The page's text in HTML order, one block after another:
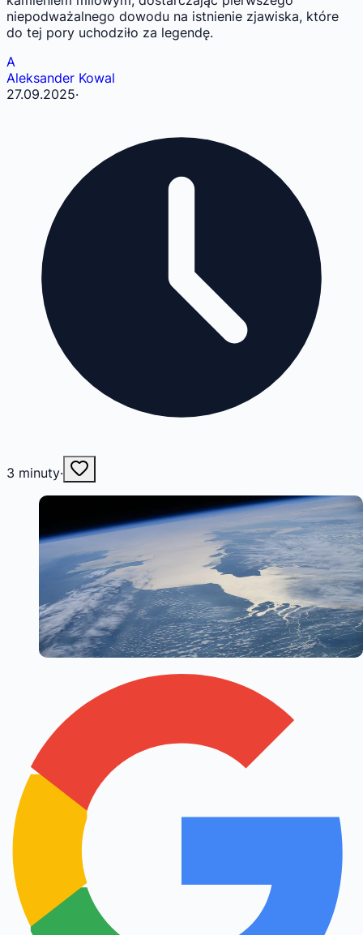
niepodważalnego dowodu na istnienie zjawiska, które
do tej pory uchodziło za legendę.
A
Aleksander Kowal
27.09.2025·
3 minuty·